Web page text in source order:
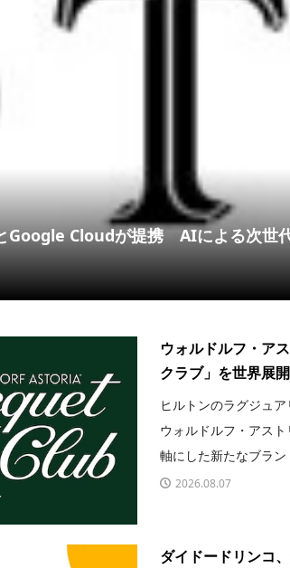
Google Cloudが提携 AIによる次世
ウォルドルフ・ア
クラブ」を世界展
ヒルトンのラグジュ
ウォルドルフ・アス
軸にした新たなブラ
2026.08.07
ダイドードリンコ